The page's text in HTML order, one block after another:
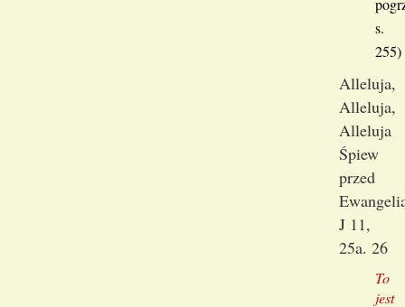
s.
255)
Alleluja,
Alleluja,
Alleluja
Śpiew
przed
J 11,
25a. 26
To
jest